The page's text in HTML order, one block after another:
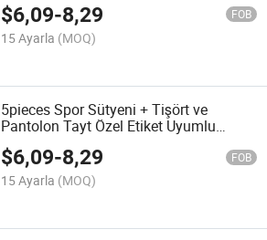
$6,09-8,29 FOB
15 Ayarla (MOQ)
5pieces Spor Sütyeni + Tişört ve
Pantolon Tayt Özel Etiket Uyumlu
Kadın Yoga Kıyafetleri
$6,09-8,29 FOB
15 Ayarla (MOQ)